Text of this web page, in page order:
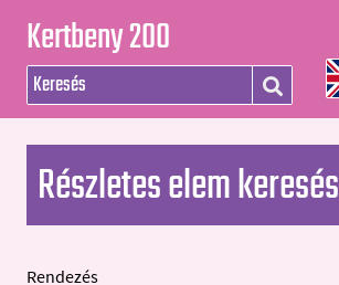
Kertbeny 200
Részletes elem keresés
Rendezés